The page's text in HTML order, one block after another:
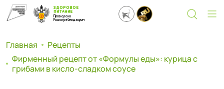
ЗДОРОВОЕ
ПИТАНИЕ
Проверено
Роспотребнадзором
Главная
Рецепты
Фирменный рецепт от «Формулы еды»: курица с
грибами в кисло-сладком соусе